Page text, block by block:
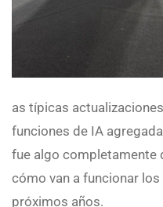
as típicas
funciones de IA
fue algo completamente
cómo van a funcionar
próximos años.